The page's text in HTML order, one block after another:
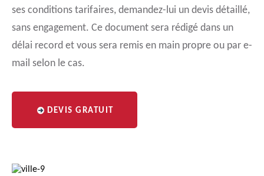
ses conditions tarifaires, demandez-lui un devis détaillé,
sans engagement. Ce document sera rédigé dans un
délai record et vous sera remis en main propre ou par e-
mail selon le cas.
DEVIS GRATUIT